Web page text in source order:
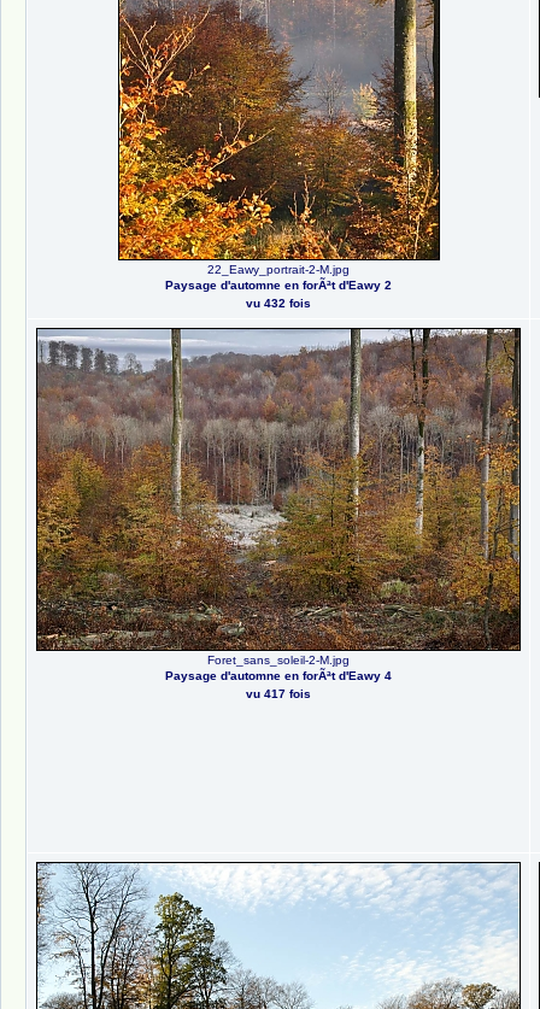
22_Eawy_portrait-2-M.jpg
Paysage d'automne en forÃªt d'Eawy 2
vu 432 fois
Foret_sans_soleil-2-M.jpg
Paysage d'automne en forÃªt d'Eawy 4
vu 417 fois